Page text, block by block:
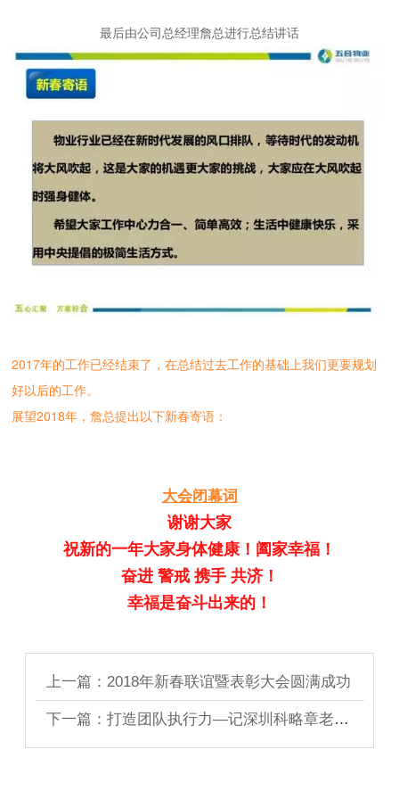
最后由公司总经理詹总进行总结讲话
2017年的工作已经结束了，在总结过去工作的基础上我们更要规划
好以后的工作。
展望2018年，詹总提出以下新春寄语：
大会闭幕词
谢谢大家
祝新的一年大家身体健康！阖家幸福！
奋进 警戒 携手 共济！
幸福是奋斗出来的！
上一篇：2018年新春联谊暨表彰大会圆满成功
下一篇：打造团队执行力—记深圳科略章老师莅临培训